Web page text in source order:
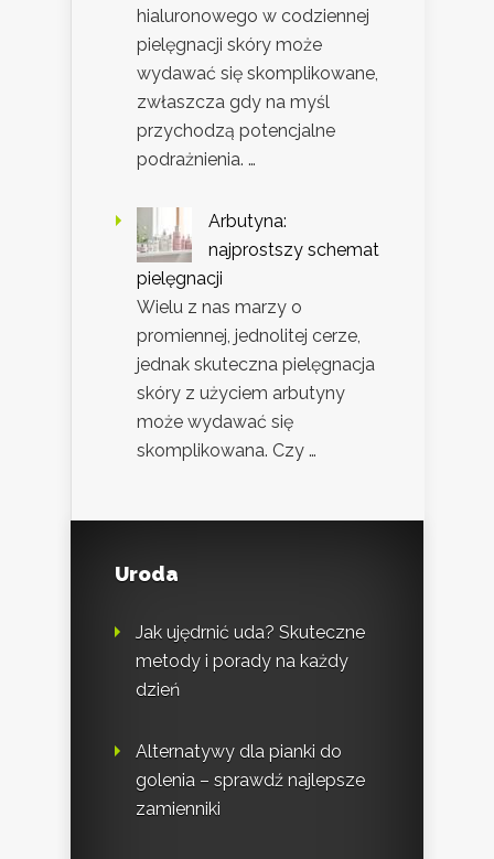
hialuronowego w codziennej
pielęgnacji skóry może
wydawać się skomplikowane,
zwłaszcza gdy na myśl
przychodzą potencjalne
podrażnienia. …
Arbutyna:
najprostszy schemat
pielęgnacji
Wielu z nas marzy o
promiennej, jednolitej cerze,
jednak skuteczna pielęgnacja
skóry z użyciem arbutyny
może wydawać się
skomplikowana. Czy …
Uroda
Jak ujędrnić uda? Skuteczne
metody i porady na każdy
dzień
Alternatywy dla pianki do
golenia – sprawdź najlepsze
zamienniki